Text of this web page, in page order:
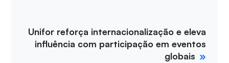
Unifor reforça internacionalização e eleva
influência com participação em eventos
globais